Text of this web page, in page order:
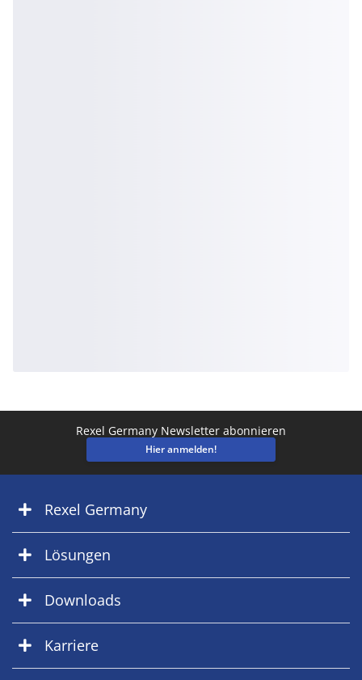
Rexel Germany Newsletter abonnieren
Hier anmelden!
Rexel Germany
Lösungen
Downloads
Karriere